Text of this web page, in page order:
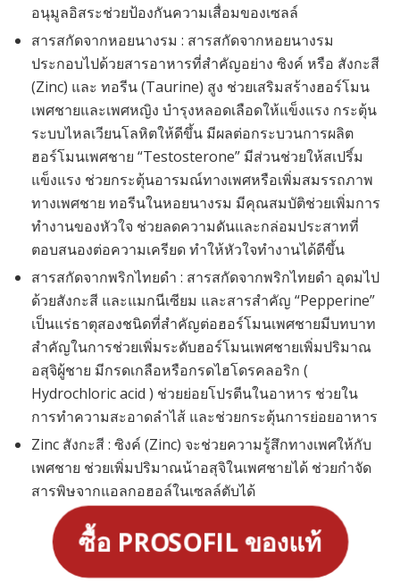
อนุมูลอิสระช่วยป้องกันความเสื่อมของเซลล์
สารสกัดจากหอยนางรม : สารสกัดจากหอยนางรม
ประกอบไปด้วยสารอาหารที่สำคัญอย่าง ซิงค์ หรือ สังกะสี
(Zinc) และ ทอรีน (Taurine) สูง ช่วยเสริมสร้างฮอร์โมน
เพศชายและเพศหญิง บำรุงหลอดเลือดให้แข็งแรง กระตุ้น
ระบบไหลเวียนโลหิตให้ดีขึ้น มีผลต่อกระบวนการผลิต
ฮอร์โมนเพศชาย “Testosterone” มีส่วนช่วยให้สเปริ์ม
แข็งแรง ช่วยกระตุ้นอารมณ์ทางเพศหรือเพิ่มสมรรถภาพ
ทางเพศชาย ทอรีนในหอยนางรม มีคุณสมบัติช่วยเพิ่มการ
ทำงานของหัวใจ ช่วยลดความดันและกล่อมประสาทที่
ตอบสนองต่อความเครียด ทำให้หัวใจทำงานได้ดีขึ้น
สารสกัดจากพริกไทยดำ : สารสกัดจากพริกไทยดำ อุดมไป
ด้วยสังกะสี และแมกนีเซียม และสารสำคัญ “Pepperine”
เป็นแร่ธาตุสองชนิดที่สำคัญต่อฮอร์โมนเพศชายมีบทบาท
สำคัญในการช่วยเพิ่มระดับฮอร์โมนเพศชายเพิ่มปริมาณ
อสุจิผู้ชาย มีกรดเกลือหรือกรดไฮโดรคลอริก (
Hydrochloric acid ) ช่วยย่อยโปรตีนในอาหาร ช่วยใน
การทำความสะอาดลำไส้ และช่วยกระตุ้นการย่อยอาหาร
Zinc สังกะสี : ซิงค์ (Zinc) จะช่วยความรู้สึกทางเพศให้กับ
เพศชาย ช่วยเพิ่มปริมาณน้าอสุจิในเพศชายได้ ช่วยกำจัด
สารพิษจากแอลกอฮอล์ในเซลล์ตับได้
ซื้อ PROSOFIL ของแท้